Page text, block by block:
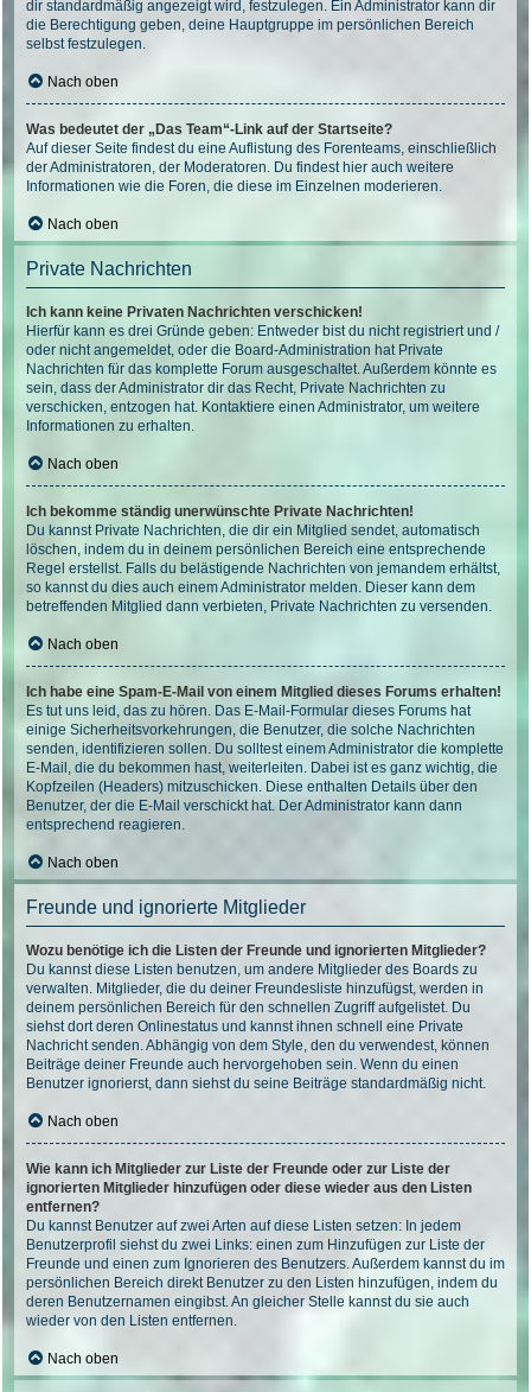
dir standardmäßig angezeigt wird, festzulegen. Ein Administrator kann dir
die Berechtigung geben, deine Hauptgruppe im persönlichen Bereich
selbst festzulegen.
Nach oben
Was bedeutet der „Das Team“-Link auf der Startseite?
Auf dieser Seite findest du eine Auflistung des Forenteams, einschließlich
der Administratoren, der Moderatoren. Du findest hier auch weitere
Informationen wie die Foren, die diese im Einzelnen moderieren.
Nach oben
Private Nachrichten
Ich kann keine Privaten Nachrichten verschicken!
Hierfür kann es drei Gründe geben: Entweder bist du nicht registriert und /
oder nicht angemeldet, oder die Board-Administration hat Private
Nachrichten für das komplette Forum ausgeschaltet. Außerdem könnte es
sein, dass der Administrator dir das Recht, Private Nachrichten zu
verschicken, entzogen hat. Kontaktiere einen Administrator, um weitere
Informationen zu erhalten.
Nach oben
Ich bekomme ständig unerwünschte Private Nachrichten!
Du kannst Private Nachrichten, die dir ein Mitglied sendet, automatisch
löschen, indem du in deinem persönlichen Bereich eine entsprechende
Regel erstellst. Falls du belästigende Nachrichten von jemandem erhältst,
so kannst du dies auch einem Administrator melden. Dieser kann dem
betreffenden Mitglied dann verbieten, Private Nachrichten zu versenden.
Nach oben
Ich habe eine Spam-E-Mail von einem Mitglied dieses Forums erhalten!
Es tut uns leid, das zu hören. Das E-Mail-Formular dieses Forums hat
einige Sicherheitsvorkehrungen, die Benutzer, die solche Nachrichten
senden, identifizieren sollen. Du solltest einem Administrator die komplette
E-Mail, die du bekommen hast, weiterleiten. Dabei ist es ganz wichtig, die
Kopfzeilen (Headers) mitzuschicken. Diese enthalten Details über den
Benutzer, der die E-Mail verschickt hat. Der Administrator kann dann
entsprechend reagieren.
Nach oben
Freunde und ignorierte Mitglieder
Wozu benötige ich die Listen der Freunde und ignorierten Mitglieder?
Du kannst diese Listen benutzen, um andere Mitglieder des Boards zu
verwalten. Mitglieder, die du deiner Freundesliste hinzufügst, werden in
deinem persönlichen Bereich für den schnellen Zugriff aufgelistet. Du
siehst dort deren Onlinestatus und kannst ihnen schnell eine Private
Nachricht senden. Abhängig von dem Style, den du verwendest, können
Beiträge deiner Freunde auch hervorgehoben sein. Wenn du einen
Benutzer ignorierst, dann siehst du seine Beiträge standardmäßig nicht.
Nach oben
Wie kann ich Mitglieder zur Liste der Freunde oder zur Liste der
ignorierten Mitglieder hinzufügen oder diese wieder aus den Listen
entfernen?
Du kannst Benutzer auf zwei Arten auf diese Listen setzen: In jedem
Benutzerprofil siehst du zwei Links: einen zum Hinzufügen zur Liste der
Freunde und einen zum Ignorieren des Benutzers. Außerdem kannst du im
persönlichen Bereich direkt Benutzer zu den Listen hinzufügen, indem du
deren Benutzernamen eingibst. An gleicher Stelle kannst du sie auch
wieder von den Listen entfernen.
Nach oben